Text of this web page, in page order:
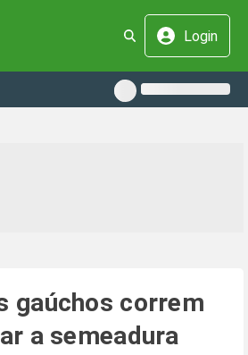
Login
gaúchos correm
a semeadura